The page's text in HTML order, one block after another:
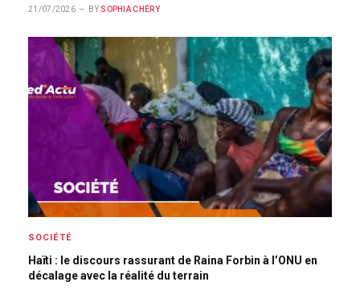
21/07/2026 BY SOPHIA CHÉRY
SOCIÉTÉ
Haïti : le discours rassurant de Raina Forbin à l’ONU en
décalage avec la réalité du terrain